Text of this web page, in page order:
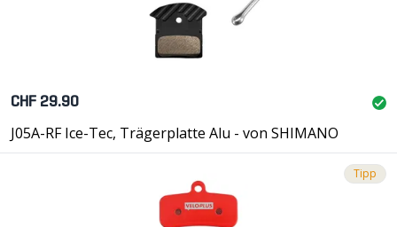
CHF 29.90
J05A-RF Ice-Tec, Trägerplatte Alu - von SHIMANO
Tipp